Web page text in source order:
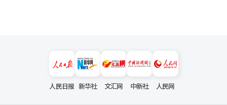
人民日报 新华社 文汇网 中新社 人民网